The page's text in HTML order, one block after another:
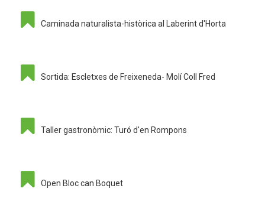
Caminada naturalista-històrica al Laberint d'Horta
Sortida: Escletxes de Freixeneda- Molí Coll Fred
Taller gastronòmic: Turó d'en Rompons
Open Bloc can Boquet